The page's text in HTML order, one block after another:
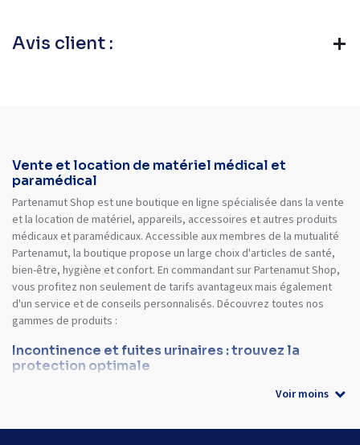
Avis client :
Vente et location de matériel médical et
paramédical
Partenamut Shop est une boutique en ligne spécialisée dans la vente
et la location de matériel, appareils, accessoires et autres produits
médicaux et paramédicaux. Accessible aux membres de la mutualité
Partenamut, la boutique propose un large choix d'articles de santé,
bien-être, hygiène et confort. En commandant sur Partenamut Shop,
vous profitez non seulement de tarifs avantageux mais également
d'un service et de conseils personnalisés. Découvrez toutes nos
gammes de produits :
Incontinence et fuites urinaires : trouvez la
protection optimale
Voir moins